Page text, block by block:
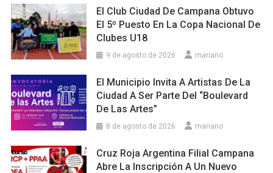
El Club Ciudad De Campana Obtuvo
El 5º Puesto En La Copa Nacional De
Clubes U18
9 de agosto de 2026 mariano
El Municipio Invita A Artistas De La
Ciudad A Ser Parte Del “Boulevard
De Las Artes”
8 de agosto de 2026 mariano
Cruz Roja Argentina Filial Campana
Abre La Inscripción A Un Nuevo